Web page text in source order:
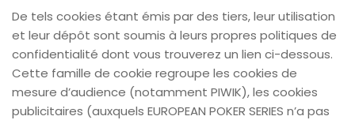
De tels cookies étant émis par des tiers, leur utilisation
et leur dépôt sont soumis à leurs propres politiques de
confidentialité dont vous trouverez un lien ci-dessous.
Cette famille de cookie regroupe les cookies de
mesure d’audience (notamment PIWIK), les cookies
publicitaires (auxquels EUROPEAN POKER SERIES n’a pas